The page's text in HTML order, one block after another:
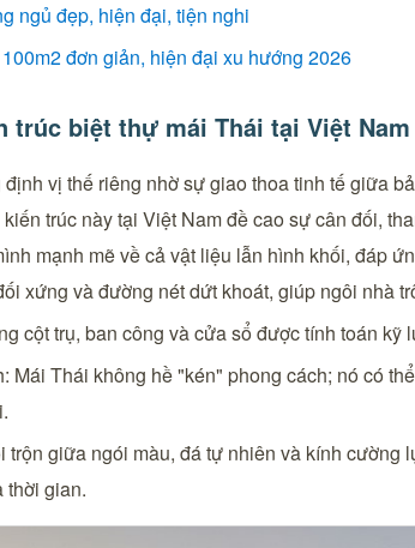
ngủ đẹp, hiện đại, tiện nghi
đơn giản, hiện đại xu hướng 2026
trúc biệt thự mái Thái tại Việt Nam
vị thế riêng nhờ sự giao thoa tinh tế giữa
trúc này tại Việt Nam đề cao sự cân đối,
mạnh mẽ về cả vật liệu lẫn hình khối, đáp
xứng và đường nét dứt khoát, giúp ngôi nhà
cột trụ, ban công và cửa sổ được tính toán
Mái Thái không hề "kén" phong cách; nó có
trộn giữa ngói màu, đá tự nhiên và kính
thời gian.